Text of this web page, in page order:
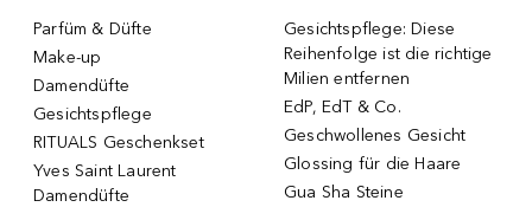
Parfüm & Düfte
Make-up
Damendüfte
Gesichtspflege
RITUALS Geschenkset
Yves Saint Laurent
Damendüfte
Gesichtspflege: Diese
Reihenfolge ist die richtige
Milien entfernen
EdP, EdT & Co.
Geschwollenes Gesicht
Glossing für die Haare
Gua Sha Steine